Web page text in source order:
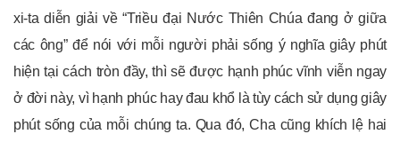
xi-ta diễn giải về “Triều đại Nước Thiên Chúa đang ở giữa
các ông” để nói với mỗi người phải sống ý nghĩa giây phút
hiện tại cách tròn đầy, thì sẽ được hạnh phúc vĩnh viễn ngay
ở đời này, vì hạnh phúc hay đau khổ là tùy cách sử dụng giây
phút sống của mỗi chúng ta. Qua đó, Cha cũng khích lệ hai